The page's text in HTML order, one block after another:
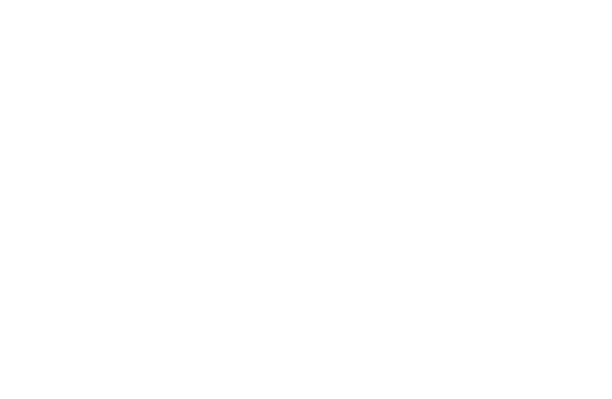
ответы на любые вопросы. Портал свежих новостей политики и бизнеса